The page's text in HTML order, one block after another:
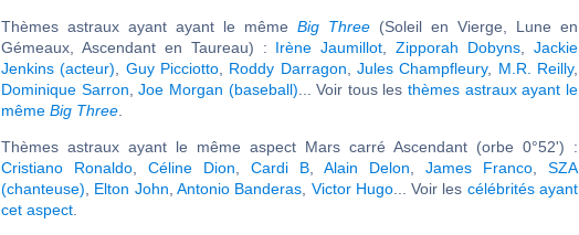
Thèmes astraux ayant ayant le même Big Three (Soleil en Vierge, Lune en
Gémeaux, Ascendant en Taureau) : Irène Jaumillot ,Zipporah Dobyns ,Jackie
Jenkins (acteur)
Guy Picciotto Roddy Darragon ,Jules Champfleury, M.R. Reilly,
Dominique Sarron ,Joe Morgan (baseball) ... Voir tous lesthèmes astraux ayant le
même Big Three
Thèmes astraux ayant le même aspect Mars carré Ascendant (orbe 0°52') :
Cristiano Ronaldo
Céline Dion Cardi B Alain Delon James Franco
SZA
(chanteuse)
Elton John Antonio Banderas Victor Hugo... Voir les célébrités ayant
cet aspect